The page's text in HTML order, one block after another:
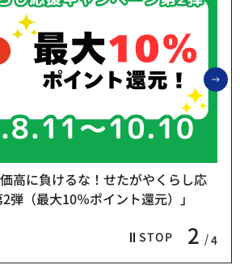
示
STOP 2 4
高に負けるな！せたがやくらし応
弾（最大10％ポイント還元）」